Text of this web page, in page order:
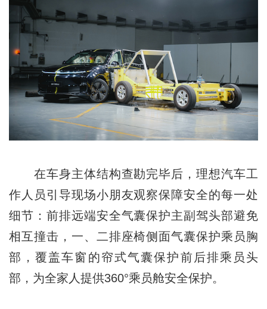
在车身主体结构查勘完毕后，理想汽车工
作人员引导现场小朋友观察保障安全的每一处
细节：前排远端安全气囊保护主副驾头部避免
相互撞击，一、二排座椅侧面气囊保护乘员胸
部，覆盖车窗的帘式气囊保护前后排乘员头
部，为全家人提供360°乘员舱安全保护。